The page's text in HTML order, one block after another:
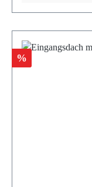
Rabatt
%